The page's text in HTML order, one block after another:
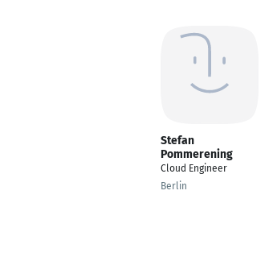
Stefan
Pommerening
Cloud Engineer
Berlin